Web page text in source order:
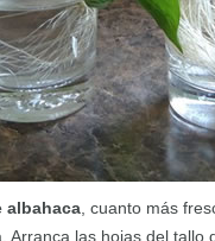
albahaca , cuanto más
Arranca las hojas del tallo